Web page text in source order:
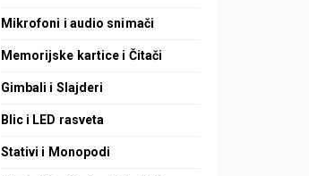
Mikrofoni i audio snimači
Memorijske kartice i Čitači
Gimbali i Slajderi
Blic i LED rasveta
Stativi i Monopodi